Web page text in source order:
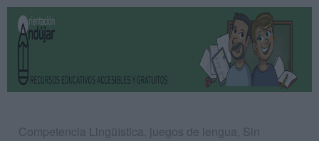
Competencia Lingüística, juegos de lengua, Sin